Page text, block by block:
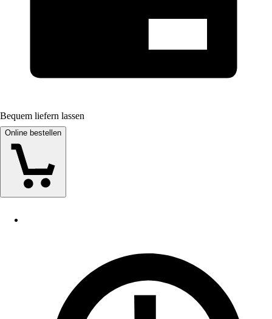
Bequem liefern lassen
Online bestellen